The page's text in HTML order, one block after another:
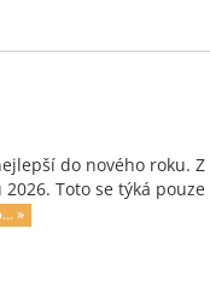
do nového roku.
Toto se týká
»